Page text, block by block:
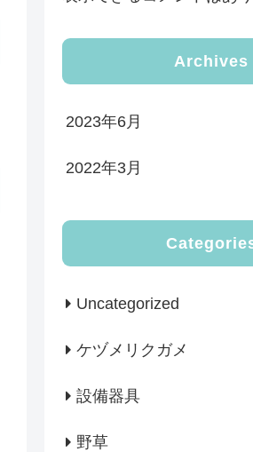
Archives
2023年6月
2022年3月
Uncategorized
ケヅメリクガメ
設備器具
野草